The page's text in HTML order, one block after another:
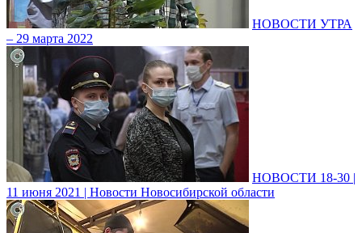
НОВОСТИ УТРА
– 29 марта 2022
НОВОСТИ 18-30 |
11 июня 2021 | Новости Новосибирской области